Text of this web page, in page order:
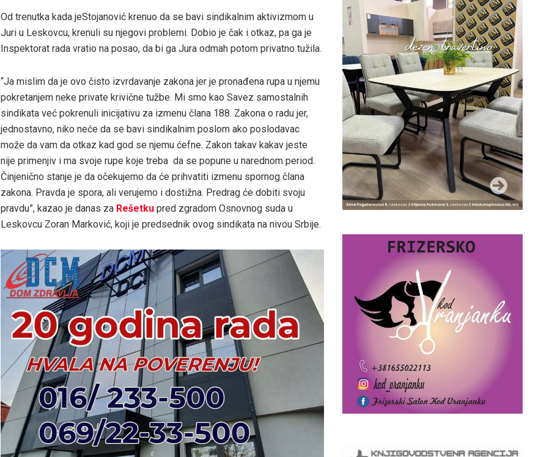
Od trenutka kada jeStojanović krenuo da se bavi sindikalnim aktivizmom u
Juri u Leskovcu, krenuli su njegovi problemi. Dobio je čak i otkaz, pa ga je
Inspektorat rada vratio na posao, da bi ga Jura odmah potom privatno tužila.
“Ja mislim da je ovo čisto izvrdavanje zakona jer je pronađena rupa u njemu
pokretanjem neke private krivične tužbe. Mi smo kao Savez samostalnih
sindikata već pokrenuli inicijativu za izmenu člana 188. Zakona o radu jer,
jednostavno, niko neće da se bavi sindikalnim poslom ako poslodavac
može da vam da otkaz kad god se njemu ćefne. Zakon takav kakav jeste
nije primenjiv i ma svoje rupe koje treba da se popune u narednom period.
Činjenično stanje je da očekujemo da će prihvatiti izmenu spornog člana
zakona. Pravda je spora, ali verujemo i dostižna. Predrag će dobiti svoju
pravdu”, kazao je danas za Rešetku pred zgradom Osnovnog suda u
Leskovcu Zoran Marković, koji je predsednik ovog sindikata na nivou Srbije.